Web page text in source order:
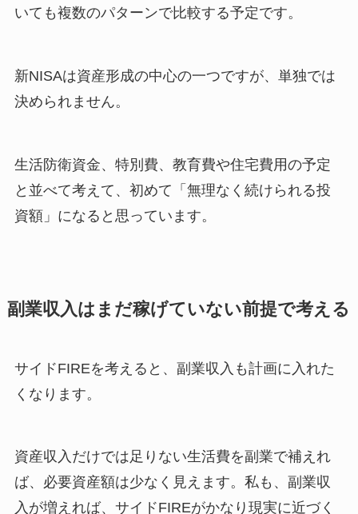
いても複数のパターンで比較する予定です。
新NISAは資産形成の中心の一つですが、単独では
決められません。
生活防衛資金、特別費、教育費や住宅費用の予定
と並べて考えて、初めて「無理なく続けられる投
資額」になると思っています。
副業収入はまだ稼げていない前提で考える
サイドFIREを考えると、副業収入も計画に入れた
くなります。
資産収入だけでは足りない生活費を副業で補えれ
ば、必要資産額は少なく見えます。私も、副業収
入が増えれば、サイドFIREがかなり現実に近づく